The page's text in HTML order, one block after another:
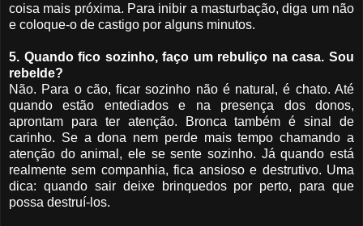
coisa mais próxima. Para inibir a masturbação, diga um não
e coloque-o de castigo por alguns minutos.
5. Quando fico sozinho, faço um rebuliço na casa. Sou
rebelde?
Não. Para o cão, ficar sozinho não é natural, é chato. Até
quando estão entediados e na presença dos donos,
aprontam para ter atenção. Bronca também é sinal de
carinho. Se a dona nem perde mais tempo chamando a
atenção do animal, ele se sente sozinho. Já quando está
realmente sem companhia, fica ansioso e destrutivo. Uma
dica: quando sair deixe brinquedos por perto, para que
possa destruí-los.